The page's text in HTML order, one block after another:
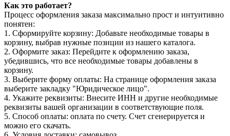
Как это работает?
Процесс оформления заказа максимально прост и интуитивно
понятен:
1. Сформируйте корзину: Добавьте необходимые товары в
корзину, выбрав нужные позиции из нашего каталога.
2. Оформите заказ: Перейдите к оформлению заказа,
убедившись, что все необходимые товары добавлены в
корзину.
3. Выберите форму оплаты: На странице оформления заказа
выберите закладку "Юридическое лицо".
4. Укажите реквизиты: Внесите ИНН и другие необходимые
реквизиты вашей организации в соответствующие поля.
5. Способ оплаты: оплата по счету. Счет сгенерируется и
можно его скачать.